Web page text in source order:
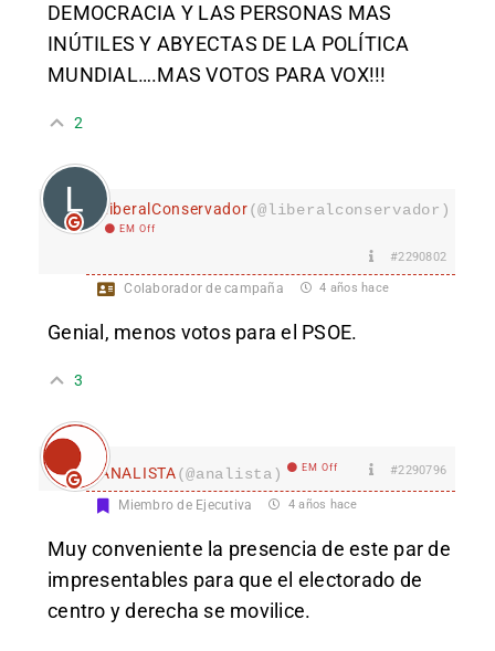
DEMOCRACIA Y LAS PERSONAS MAS
INÚTILES Y ABYECTAS DE LA POLÍTICA
MUNDIAL….MAS VOTOS PARA VOX!!!
2
LiberalConservador(@liberalconservador)
EM Off
#2290802
Colaborador de campaña 4 años hace
Genial, menos votos para el PSOE.
3
ANALISTA(@analista) EM Off #2290796
Miembro de Ejecutiva 4 años hace
Muy conveniente la presencia de este par de
impresentables para que el electorado de
centro y derecha se movilice.